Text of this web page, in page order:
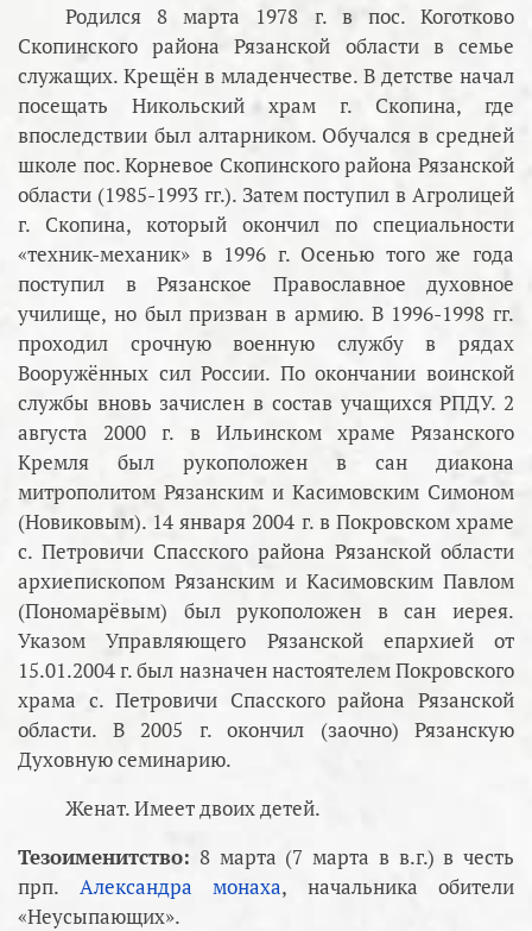
Родился 8 марта 1978 г. в пос. Коготково
Скопинского района Рязанской области в семье
служащих. Крещён в младенчестве. В детстве начал
посещать Никольский храм г. Скопина, где
впоследствии был алтарником. Обучался в средней
школе пос. Корневое Скопинского района Рязанской
области (1985-1993 гг.). Затем поступил в Агролицей
г. Скопина, который окончил по специальности
«техник-механик» в 1996 г. Осенью того же года
поступил в Рязанское Православное духовное
училище, но был призван в армию. В 1996-1998 гг.
проходил срочную военную службу в рядах
Вооружённых сил России. По окончании воинской
службы вновь зачислен в состав учащихся РПДУ. 2
августа 2000 г. в Ильинском храме Рязанского
Кремля был рукоположен в сан диакона
митрополитом Рязанским и Касимовским Симоном
(Новиковым). 14 января 2004 г. в Покровском храме
с. Петровичи Спасского района Рязанской области
архиепископом Рязанским и Касимовским Павлом
(Пономарёвым) был рукоположен в сан иерея.
Указом Управляющего Рязанской епархией от
15.01.2004 г. был назначен настоятелем Покровского
храма с. Петровичи Спасского района Рязанской
области. В 2005 г. окончил (заочно) Рязанскую
Духовную семинарию.
Женат. Имеет двоих детей.
Тезоименитство: 8 марта (7 марта в в.г.) в честь
прп. Александра монаха, начальника обители
«Неусыпающих».